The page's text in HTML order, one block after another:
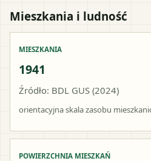
Mieszkania i ludność
MIESZKANIA
1941
Źródło: BDL GUS (2024)
orientacyjna skala zasobu
POWIERZCHNIA MIESZKAŃ